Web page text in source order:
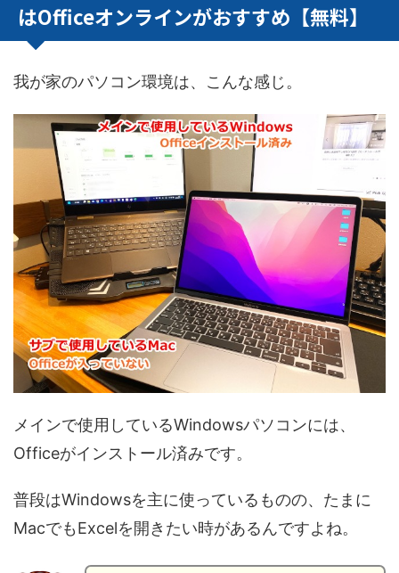
はOfficeオンラインがおすすめ【無料】
我が家のパソコン環境は、こんな感じ。
メインで使用しているWindowsパソコンには、
Officeがインストール済みです。
普段はWindowsを主に使っているものの、たまに
MacでもExcelを開きたい時があるんですよね。